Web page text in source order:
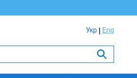
Укр Eng